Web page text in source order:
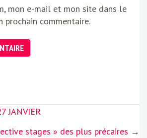
mon e-mail et mon site dans le
prochain commentaire.
JANVIER
stages » des plus précaires →